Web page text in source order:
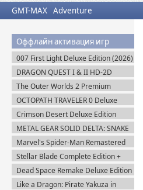
GMT-MAX Adventure
Оффлайн активация игр
007 First Light Deluxe Edition (2026)
Пиратка
DRAGON QUEST I & II HD-2D
Remake v.1.0.2.0 + Все DLC (2025)
Пиратка
The Outer Worlds 2 Premium
Edition v.1.2.0.1 (2025) Пиратка
OCTOPATH TRAVELER 0 Deluxe
Edition v.1.0.8 (2025) Portable
Crimson Desert Deluxe Edition
v.1.14.0 (2026) Portable
METAL GEAR SOLID DELTA: SNAKE
EATER v.1.2.4 (2025) Пиратка
Marvel's Spider-Man Remastered
v.4.630.0.0 + Все DLC (2022)
Пиратка
Stellar Blade Complete Edition +
Все DLC (2025) Пиратка
Dead Space Remake Deluxe Edition
(2023) Пиратка
Like a Dragon: Pirate Yakuza in